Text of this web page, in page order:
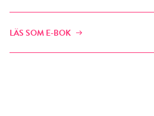
LÄS SOM E-BOK